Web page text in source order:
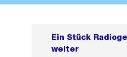
Ein Stück
weiter